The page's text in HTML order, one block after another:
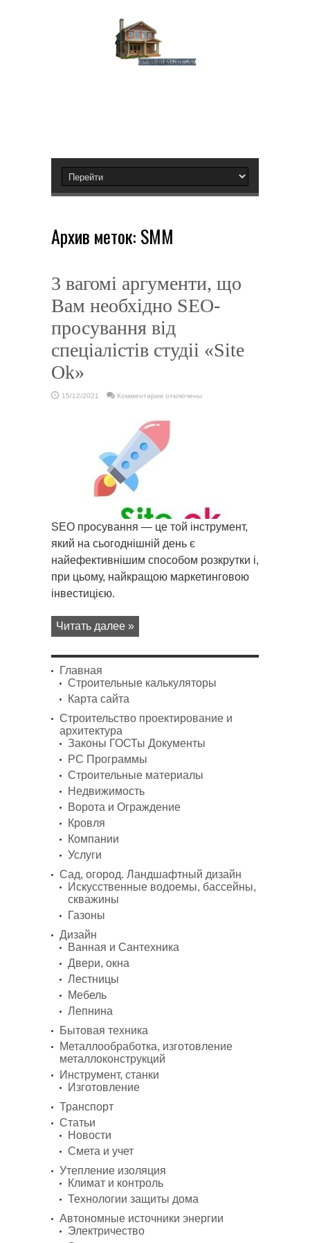
Архив меток: SMM
3 вагомі аргументи, що
Вам необхідно SEO-
просування вiд
спецiалiстiв студii «Site
Ok»
15/12/2021 Комментарии
Вам
необхідно
отключены
SEO просування — це той інструмент,
який на сьогоднішній день є
найефективнішим способом розкрутки і,
при цьому, найкращою маркетинговою
інвестицією.
Читать далее »
Главная
Строительные калькуляторы
Карта сайта
Строительство проектирование и
архитектура
Законы ГОСТы Документы
PC Программы
Строительные материалы
Недвижимость
Ворота и Ограждение
Кровля
Компании
Услуги
Сад, огород. Ландшафтный дизайн
Искусственные водоемы, бассейны,
скважины
Газоны
Дизайн
Ванная и Сантехника
Двери, окна
Лестницы
Мебель
Лепнина
Бытовая техника
Металлообработка, изготовление
металлоконструкций
Инструмент, станки
Изготовление
Транспорт
Статьи
Новости
Смета и учет
Утепление изоляция
Климат и контроль
Технологии защиты дома
Автономные источники энергии
Электричество